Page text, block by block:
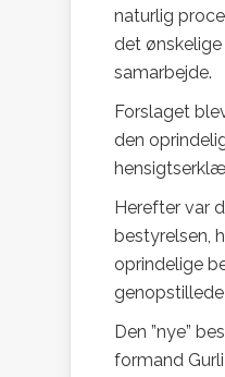
naturlig
det
samarbejde.
Forslaget
den
Herefter var
bestyrelsen,
oprindelige
Den ”nye”
formand